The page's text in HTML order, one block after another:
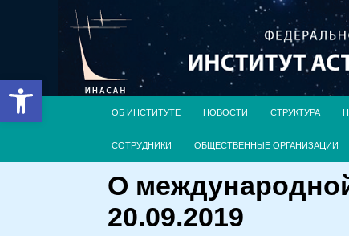
Открыть панель инструментов
ОБ ИНСТИТУТЕ НОВОСТИ СТРУКТУРА
СОТРУДНИКИ ОБЩЕСТВЕННЫЕ ОРГАНИЗАЦИИ
О
20.09.2019